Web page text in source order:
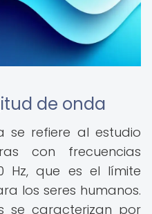
de onda
se refiere al estudio
con frecuencias
Hz, que es el límite
los seres humanos.
se caracterizan por